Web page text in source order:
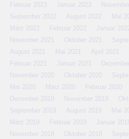
Februar 2023
Januar 2023
September 2022
August 2022 Mai
März 2022
Februar 2022 Januar
November 2021
Oktober 2021
August 2021
Mai 2021 April 2021
Februar 2021
Januar 2021
November 2020
Oktober 2020
Mai 2020
März 2020 Februar 2020
Dezember 2019
November 2019
September 2019
August 2019 Mai
März 2019
Februar 2019 Januar
November 2018
Oktober 2018